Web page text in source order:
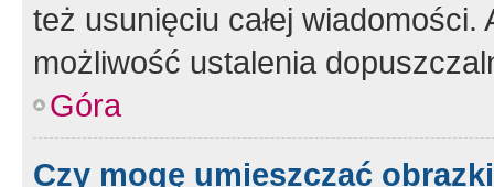
też usunięciu całej
możliwość ustalenia
Góra
Czy mogę umieszczać